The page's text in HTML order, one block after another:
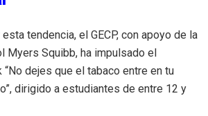
tendencia, el GECP, con apoyo de la
Myers Squibb, ha impulsado el
dejes que el tabaco entre en tu
dirigido a estudiantes de entre 12 y